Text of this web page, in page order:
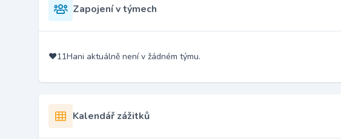
Zapojení v týmech
❤️11Hani aktuálně není v žádném týmu.
Kalendář zážitků